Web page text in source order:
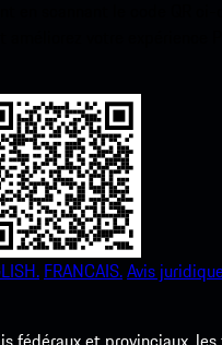
FRANCAIS.Avis